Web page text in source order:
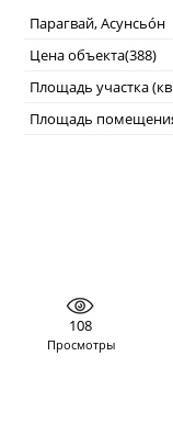
Парагвай, Асунсьо́н
Цена объекта(388)
Площадь участка
Площадь
108
Просмотры